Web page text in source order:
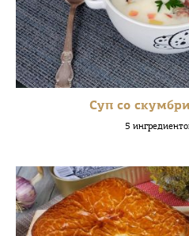
Суп со
5